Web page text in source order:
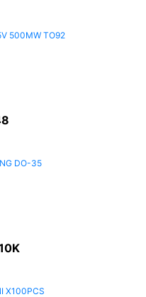
500MW TO92
DO-35
X100PCS